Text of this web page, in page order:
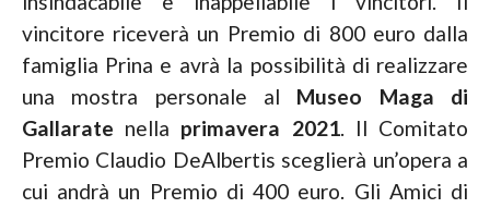
vincitore riceverà un Premio di 800 euro dalla
famiglia Prina e avrà la possibilità di realizzare
una mostra personale al Museo Maga di
Gallarate nella primavera 2021. Il Comitato
Premio Claudio DeAlbertis sceglierà un’opera a
cui andrà un Premio di 400 euro. Gli Amici di